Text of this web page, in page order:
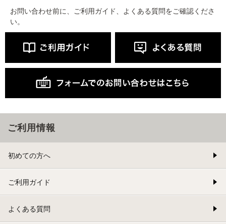
お問い合わせ前に、ご利用ガイド、よくある質問をご確認くださ
い。
ご利用情報
初めての方へ
ご利用ガイド
よくある質問